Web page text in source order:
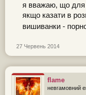
я вважаю, що для
якщо казати в
вишиванки -
27 Червень 2014
flame
невгамовний